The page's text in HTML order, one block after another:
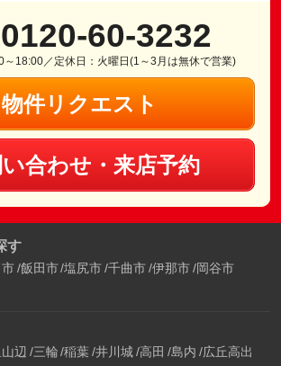
0120-60-3232
～18:00／定休日：火曜日(1～3月は無休で営業)
物件リクエスト
合わせ・来店予約
す
飯田市 塩尻市 千曲市 伊那市 岡谷市
辺 三輪 稲葉 井川城 高田 島内 広丘高出